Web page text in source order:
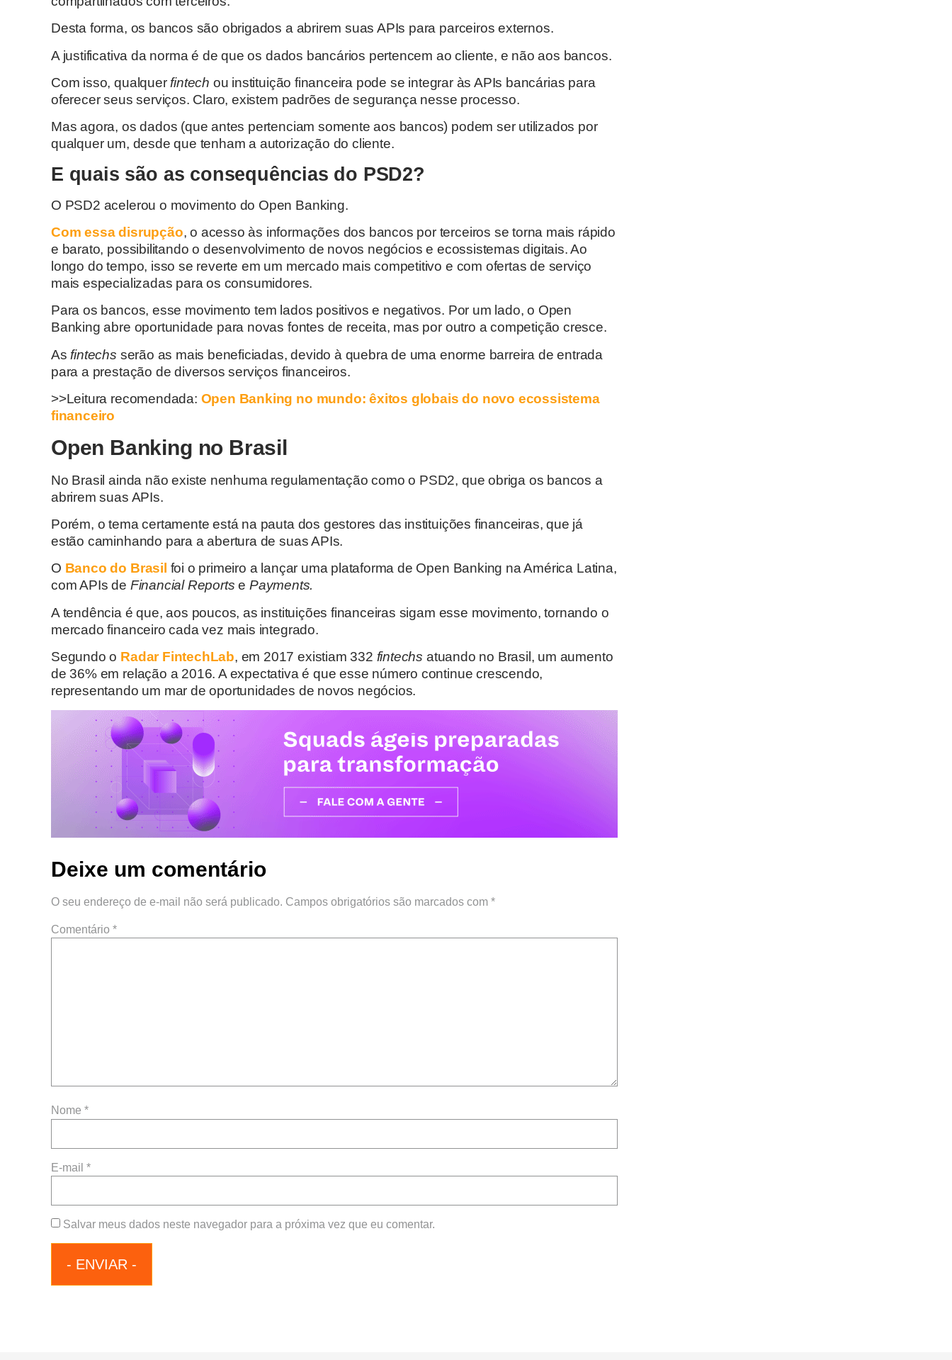
Desta forma, os bancos são obrigados a abrirem suas APIs para parceiros externos.
A justificativa da norma é de que os dados bancários pertencem ao cliente, e não aos bancos.
Com isso, qualquer fintech ou instituição financeira pode se integrar às APIs bancárias para
oferecer seus serviços. Claro, existem padrões de segurança nesse processo.
Mas agora, os dados (que antes pertenciam somente aos bancos) podem ser utilizados por
qualquer um, desde que tenham a autorização do cliente.
E quais são as consequências do PSD2?
O PSD2 acelerou o movimento do Open Banking.
Com essa disrupção, o acesso às informações dos bancos por terceiros se torna mais rápido
e barato, possibilitando o desenvolvimento de novos negócios e ecossistemas digitais. Ao
longo do tempo, isso se reverte em um mercado mais competitivo e com ofertas de serviço
mais especializadas para os consumidores.
Para os bancos, esse movimento tem lados positivos e negativos. Por um lado, o Open
Banking abre oportunidade para novas fontes de receita, mas por outro a competição cresce.
As fintechs serão as mais beneficiadas, devido à quebra de uma enorme barreira de entrada
para a prestação de diversos serviços financeiros.
>>Leitura recomendada: Open Banking no mundo: êxitos globais do novo ecossistema
financeiro
Open Banking no Brasil
No Brasil ainda não existe nenhuma regulamentação como o PSD2, que obriga os bancos a
abrirem suas APIs.
Porém, o tema certamente está na pauta dos gestores das instituições financeiras, que já
estão caminhando para a abertura de suas APIs.
O Banco do Brasil foi o primeiro a lançar uma plataforma de Open Banking na América Latina,
com APIs de Financial Reports e Payments.
A tendência é que, aos poucos, as instituições financeiras sigam esse movimento, tornando o
mercado financeiro cada vez mais integrado.
Segundo o Radar FintechLab, em 2017 existiam 332 fintechs atuando no Brasil, um aumento
de 36% em relação a 2016. A expectativa é que esse número continue crescendo,
representando um mar de oportunidades de novos negócios.
Deixe um comentário
O seu endereço de e-mail não será publicado. Campos obrigatórios são marcados com *
Comentário *
Nome *
E-mail *
Salvar meus dados neste navegador para a próxima vez que eu comentar.